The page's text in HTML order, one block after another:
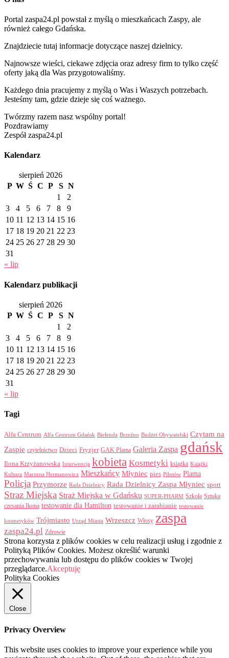
Portal zaspa24.pl powstał z myślą o mieszkańcach Zaspy, ale
również całego Gdańska.
Znajdziecie tutaj informacje dotyczące naszej dzielnicy.
Najnowsze wieści, ciekawe zdjęcia oraz adresy firm to tylko część
oferty jaką dla Was przygotowaliśmy.
Każdego dnia pracujemy z myślą o Was i Waszych potrzebach.
Jesteśmy tam, gdzie dzieje się coś ważnego.
Twórzmy razem nasz wspólny portal!
Pozdrawiamy
Zespół zaspa24.pl
Kalendarz
sierpień 2026
P W Ś C P S N
1
2
3
4 5 6 7 8
9
10 11 12 13 14 15 16
17 18 19 20 21 22 23
24 25 26 27 28 29 30
31
« lip
Kalendarz publikacji
sierpień 2026
P W Ś C P S N
1
2
3
4 5 6 7 8
9
10 11 12 13 14 15 16
17 18 19 20 21 22 23
24 25 26 27 28 29 30
31
« lip
Tagi
Alfa Centrum Alfa Centrum Gdańsk Bielenda Brzeźno Budżet Obywatelski Czytam na
Zaspie czytelnictwo Dzieci Fryzjer GAK Plama Galeria Zaspa gdańsk
Ilona Krzyżanowska Interwencja kobieta Kosmetyki książka Książki
Kultura Marzena Hermanowicz Mieszkańcy Młyniec pies Pilotów Plama
Policja Przymorze Rada Dzielnicy Rada Dzielnicy Zaspa Młyniec sport
Straz Miejska Straż Miejska w Gdańsku SUPER-PHARM Szkoła Sztuka
czesania Ikona testowanie dla Hamilton testowanie i zarabianie testowanie
kosmetyków Trójmiasto Urząd Miasta Wrzeszcz Włosy zaspa
zaspa24.pl Zdrowie
Strona korzysta z plików cookies w celu realizacji usług i zgodnie z
Polityką Plików Cookies. Możesz określić warunki
przechowywania lub dostępu do plików cookies w Twojej
przeglądarce.Akceptuję
Polityka Cookies
Close
Privacy Overview
This website uses cookies to improve your experience while you